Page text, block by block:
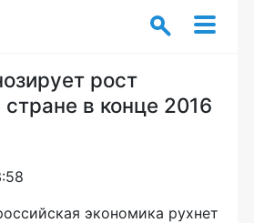
рост
в конце 2016
экономика рухнет